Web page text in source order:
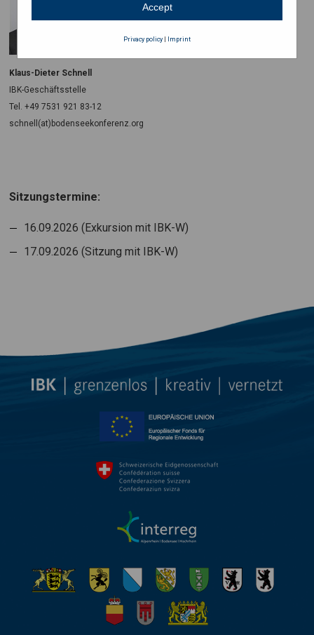
Klaus-Dieter Schnell
IBK-Geschäftsstelle
Tel. +49 7531 921 83-12
schnell(at)bodenseekonferenz.org
Sitzungstermine:
16.09.2026 (Exkursion mit IBK-W)
17.09.2026 (Sitzung mit IBK-W)
Accept
Privacy policy Imprint